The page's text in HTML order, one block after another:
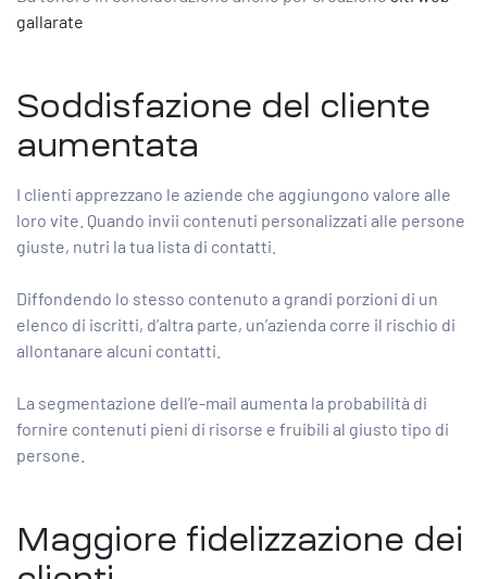
gallarate
Soddisfazione del cliente
aumentata
I clienti apprezzano le aziende che aggiungono valore alle
loro vite. Quando invii contenuti personalizzati alle persone
giuste, nutri la tua lista di contatti.
Diffondendo lo stesso contenuto a grandi porzioni di un
elenco di iscritti, d’altra parte, un’azienda corre il rischio di
allontanare alcuni contatti.
La segmentazione dell’e-mail aumenta la probabilità di
fornire contenuti pieni di risorse e fruibili al giusto tipo di
persone.
Maggiore fidelizzazione dei